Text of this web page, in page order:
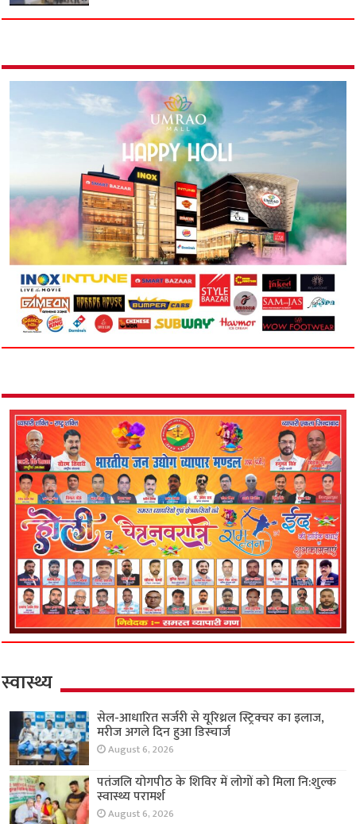
स्वास्थ्य
सेल-आधारित सर्जरी से यूरिथ्रल स्ट्रिक्चर का इलाज,
मरीज अगले दिन हुआ डिस्चार्ज
August 6, 2026
पतंजलि योगपीठ के शिविर में लोगों को मिला नि:शुल्क
स्वास्थ्य परामर्श
August 6, 2026